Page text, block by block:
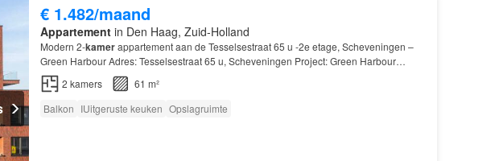
€ 1.482/maand
Appartementin Den Haag, Zuid-Holland
Modern 2-kamerappartement aan de Tesselsestraat 65 u -2e etage, Scheveningen –
Green Harbour Adres: Tesselsestraat 65 u, Scheveningen Project: Green Harbour
Kenmerken van het appartement: 2-
2 kamers
61 m²
Balkon IUitgeruste keuken Opslagruimte